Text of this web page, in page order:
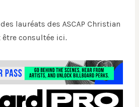
lauréats des ASCAP Christian
consultée ici.